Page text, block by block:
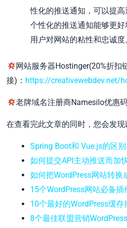
性化的推送通知，可以提高
个性化的推送通知能够更
用户对网站的粘性和忠诚度
网站服务器Hostinger(20%折扣
接)： https://creativewebdev.net/
老牌域名注册商Namesilo优惠码
在查看完此文章的同时，您会发现
Spring Boot和 Vue.js的区
如何提交API主动推送而加
如何把WordPress网站转换
15个WordPress网站必备插
10个最好的WordPress缓存
8个最佳联盟营销